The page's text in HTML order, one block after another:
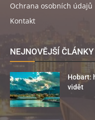
Ochrana osobních údajů
Kontakt
NEJNOVĚJŠÍ ČLÁNKY
Hobart:
vidět